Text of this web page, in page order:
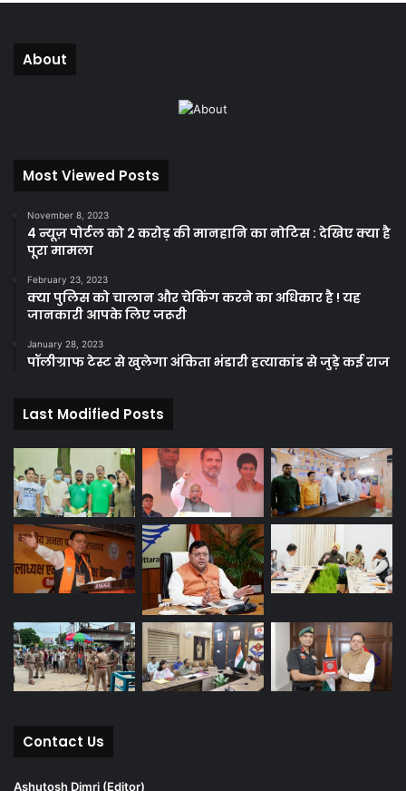
About
Most Viewed Posts
November 8, 2023
4 न्यूज़ पोर्टल को 2 करोड़ की मानहानि का नोटिस : देखिए क्या है
पूरा मामला
February 23, 2023
क्या पुलिस को चालान और चेकिंग करने का अधिकार है ! यह
जानकारी आपके लिए जरूरी
January 28, 2023
पॉलीग्राफ टेस्ट से खुलेगा अंकिता भंडारी हत्याकांड से जुड़े कई राज
Last Modified Posts
Contact Us
Ashutosh Dimri (Editor)